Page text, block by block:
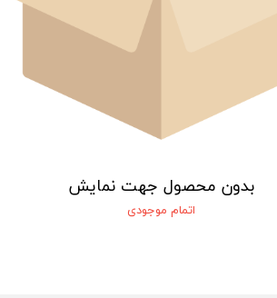
بدون محصول جهت نمایش
اتمام موجودی